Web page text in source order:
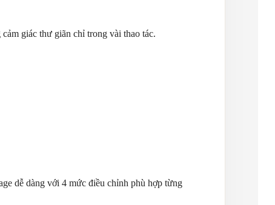
giác thư giãn chỉ trong vài thao tác.
dễ dàng với 4 mức điều chỉnh phù hợp từng